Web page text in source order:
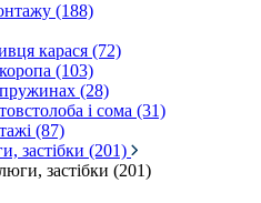
(188)
карася (72)
(103)
(28)
і сома (31)
(87)
застібки (201)
застібки (201)